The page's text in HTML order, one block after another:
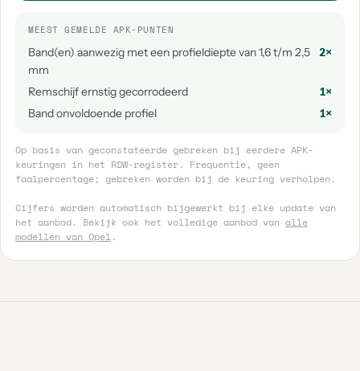
MEEST GEMELDE APK-PUNTEN
Band(en) aanwezig met een profieldiepte van 1,6 t/m 2,5
mm
2×
Remschijf ernstig gecorrodeerd
1×
Band onvoldoende profiel
1×
Op basis van geconstateerde gebreken bij eerdere APK-
keuringen in het RDW-register. Frequentie, geen
faalpercentage; gebreken worden bij de keuring verholpen.
Cijfers worden automatisch bijgewerkt bij elke update van
het aanbod. Bekijk ook het volledige aanbod van alle
modellen van Opel.